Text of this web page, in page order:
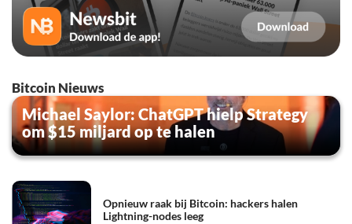
Bitcoin Nieuws
Michael Saylor: ChatGPT hielp Strategy
om $15 miljard op te halen
Opnieuw raak bij Bitcoin: hackers halen
Lightning-nodes leeg